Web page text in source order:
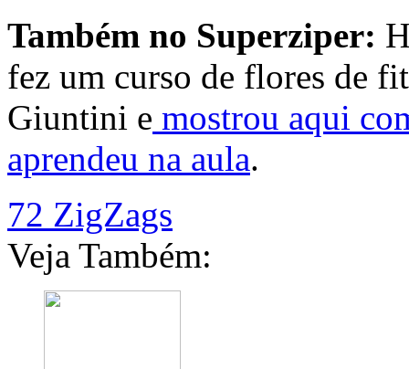
Também no Superziper:
fez um curso de flores de
Giuntini e mostrou aqui
aprendeu na aula.
72 ZigZags
Veja Também: